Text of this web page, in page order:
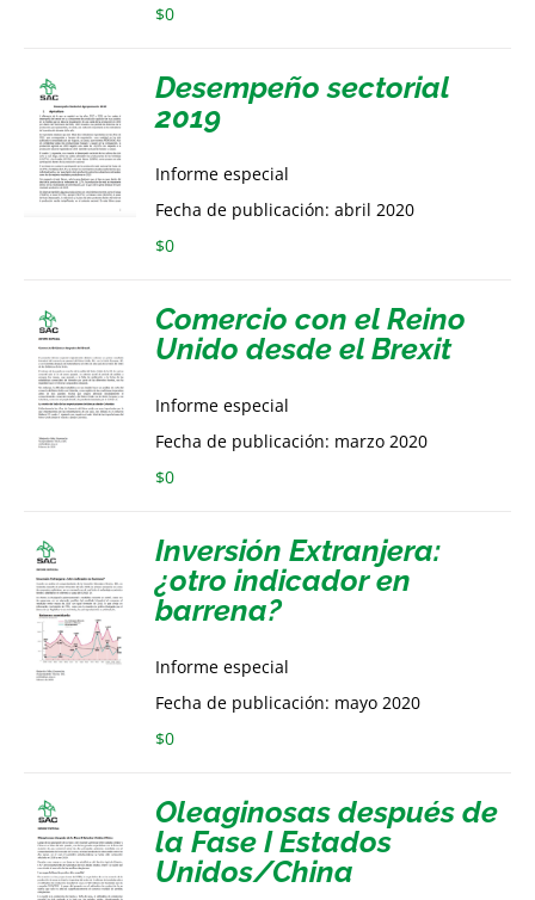
$0
Desempeño sectorial
2019
Informe especial
Fecha de publicación: abril 2020
$0
Comercio con el Reino
Unido desde el Brexit
Informe especial
Fecha de publicación: marzo 2020
$0
Inversión Extranjera:
¿otro indicador en
barrena?
Informe especial
Fecha de publicación: mayo 2020
$0
Oleaginosas después de
la Fase I Estados
Unidos/China